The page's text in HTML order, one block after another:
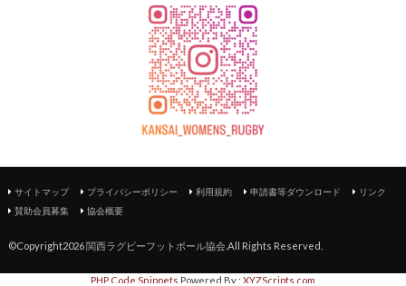
サイトマップ プライバシーポリシー 利用規約 申請書等ダウンロード
リンク
賛助会員募集
協会概要
©Copyright2026関西ラグビーフットボール協会.All Rights Reserved.
PHP Code Snippets Powered By : XYZScripts.com